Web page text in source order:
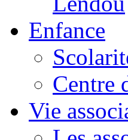
Enfance
Centre
Vie